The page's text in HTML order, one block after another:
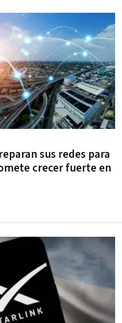
sus redes para
crecer fuerte en